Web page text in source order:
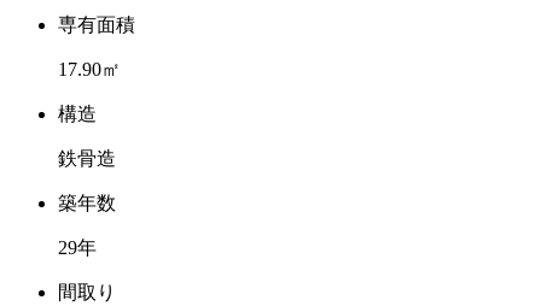
専有面積
17.90㎡
構造
鉄骨造
築年数
29年
間取り